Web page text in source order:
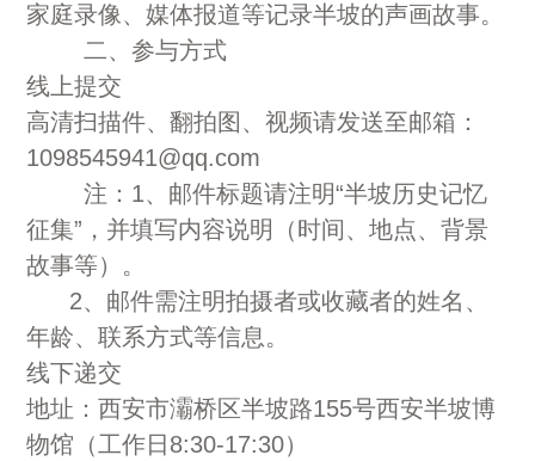
家庭录像、媒体报道等记录半坡的声画故事。
二、参与方式
线上提交
高清扫描件、翻拍图、视频请发送至邮箱：
1098545941@qq.com
注：1、邮件标题请注明“半坡历史记忆
征集”，并填写内容说明（时间、地点、背景
故事等）。
2、邮件需注明拍摄者或收藏者的姓名、
年龄、联系方式等信息。
线下递交
地址：西安市灞桥区半坡路155号西安半坡博
物馆（工作日8:30-17:30）